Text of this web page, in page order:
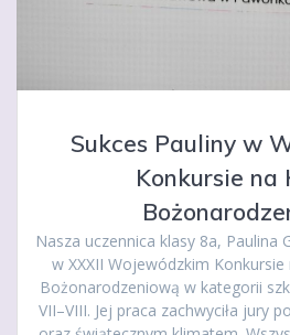
Sukces Pauliny w
Konkursie na
Nasza uczennica klasy 8a, Paulina
w XXXII Wojewódzkim
Bożonarodzeniową w kategorii
VII–VIII. Jej praca zachwyciła jury